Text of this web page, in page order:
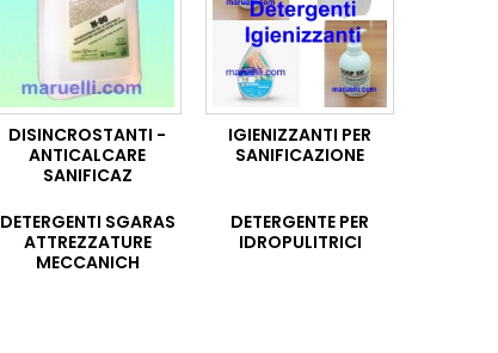
DISINCROSTANTI -
ANTICALCARE
SANIFICAZ
IGIENIZZANTI PER
SANIFICAZIONE
DETERGENTI SGARAS
ATTREZZATURE
MECCANICH
DETERGENTE PER
IDROPULITRICI